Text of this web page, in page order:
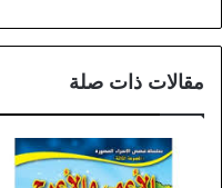
مقالات ذات صلة